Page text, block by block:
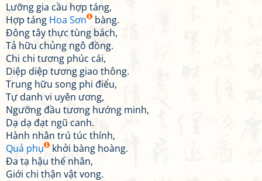
Lưỡng gia cầu hợp táng,
Hợp táng Hoa Sơn
bàng.
Đông tây thực tùng bách,
Tả hữu chủng ngô đồng.
Chi chi tương phúc cái,
Diệp diệp tương giao thông.
Trung hữu song phi điểu,
Tự danh vi uyên ương,
Ngưỡng đầu tương hướng minh,
Dạ dạ đạt ngũ canh.
Hành nhân trú túc thính,
Quả phụ
khởi bàng hoàng.
Đa tạ hậu thế nhân,
Giới chi thận vật vong.